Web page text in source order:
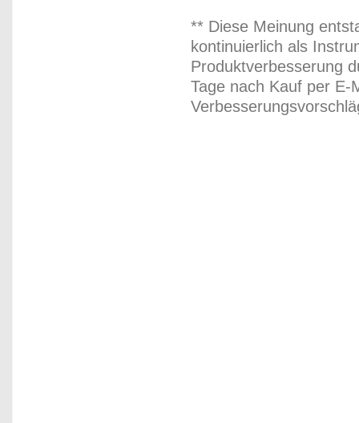
** Diese Meinung
kontinuierlich als
Produktverbesserung
Tage nach Kauf per E-